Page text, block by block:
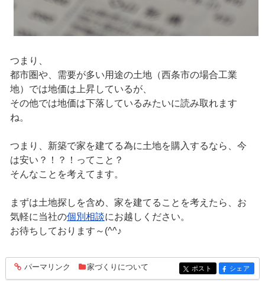
つまり、
都市圏や、需要が多い用途の土地（西条市の場合工業
地）では地価は上昇しているが、
その他では地価は下落しているみたいに読み取れます
ね。
つまり、新築で家を建てる為に土地を購入するなら、今
は安い？！？！ってこと？
そんなことを考えてます。
まずは土地探しを含め、家を建てることを考えたら、お
気軽に当社の個別相談にお越しください。
お待ちしております～(^^♪
entry289
パーマリンク 家づくりについて entry289
ポスト entry289
シェア